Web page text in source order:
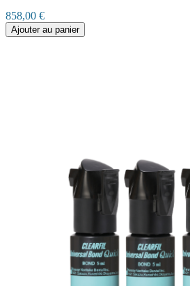
858,00 €
Ajouter au panier